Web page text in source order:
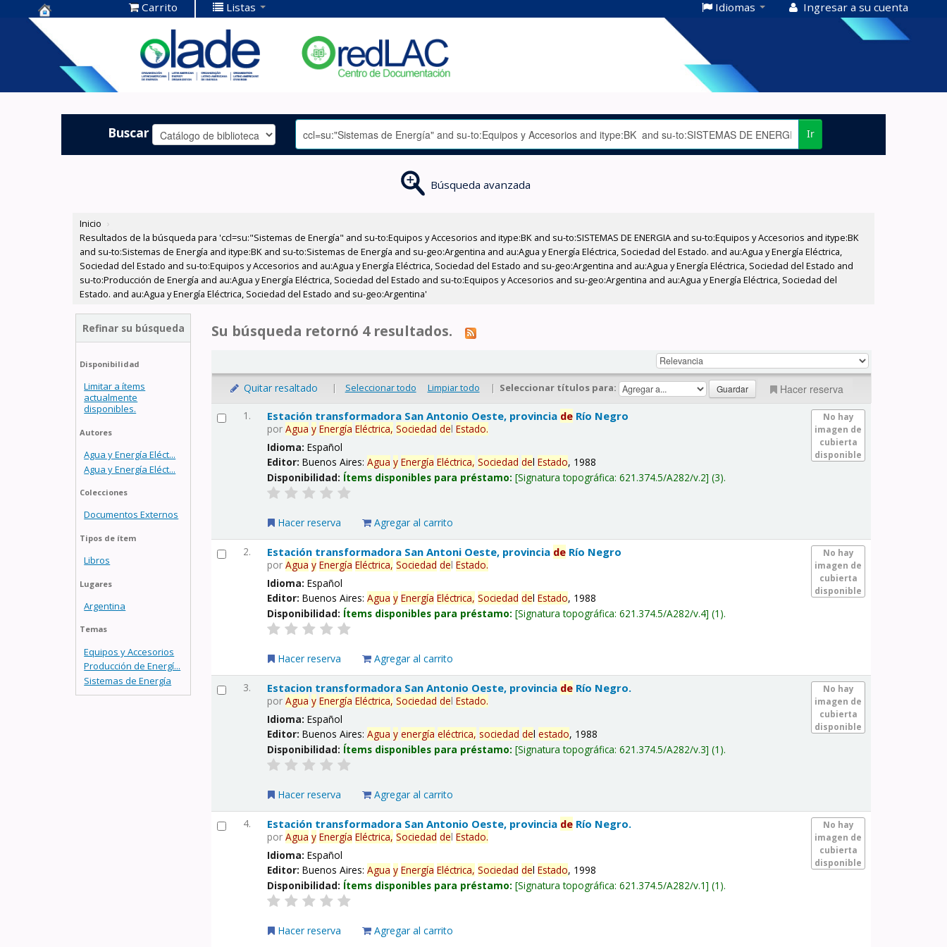
Centro de
Documentación
OLADE -
Carrito Listas Idiomas Ingresar a su cuenta
Buscar Ir
Búsqueda avanzada
Inicio ›
Resultados de la búsqueda para 'ccl=su:"Sistemas de Energía" and su-to:Equipos y Accesorios and itype:BK and su-to:SISTEMAS DE ENERGIA and su-to:Equipos y Accesorios and itype:BK
and su-to:Sistemas de Energía and itype:BK and su-to:Sistemas de Energía and su-geo:Argentina and au:Agua y Energía Eléctrica, Sociedad del Estado. and au:Agua y Energía Eléctrica,
Sociedad del Estado and su-to:Equipos y Accesorios and au:Agua y Energía Eléctrica, Sociedad del Estado and su-geo:Argentina and au:Agua y Energía Eléctrica, Sociedad del Estado and
su-to:Producción de Energía and au:Agua y Energía Eléctrica, Sociedad del Estado and su-to:Equipos y Accesorios and su-geo:Argentina and au:Agua y Energía Eléctrica, Sociedad del
Estado. and au:Agua y Energía Eléctrica, Sociedad del Estado and su-geo:Argentina'
Refinar su búsqueda
Disponibilidad
Limitar a ítems
actualmente
disponibles.
Autores
Agua y Energía Eléct...
Agua y Energía Eléct...
Colecciones
Documentos Externos
Tipos de ítem
Libros
Lugares
Argentina
Temas
Equipos y Accesorios
Producción de Energí...
Sistemas de Energía
Su búsqueda retornó 4 resultados.
Quitar resaltado | Seleccionar todo Limpiar todo | Seleccionar títulos para: Hacer reserva
1.
No hay
imagen de
cubierta
disponible
Estación transformadora San Antonio Oeste, provincia de Río Negro
porAgua y Energía Eléctrica, Sociedad delEstado.
Idioma:Español
Editor:Buenos Aires:Agua y Energía Eléctrica, Sociedad delEstado, 1988
Disponibilidad: Ítems disponibles para préstamo: Signatura topográfica:621.374.5/A282/v.2 (3).
Hacer reserva Agregar al carrito
2.
No hay
imagen de
cubierta
disponible
Estación transformadora San Antoni Oeste, provincia de Río Negro
porAgua y Energía Eléctrica, Sociedad delEstado.
Idioma:Español
Editor:Buenos Aires:Agua y Energía Eléctrica, Sociedad delEstado, 1988
Disponibilidad: Ítems disponibles para préstamo: Signatura topográfica:621.374.5/A282/v.4 (1).
Hacer reserva Agregar al carrito
3.
No hay
imagen de
cubierta
disponible
Estacion transformadora San Antonio Oeste, provincia de Río Negro.
porAgua y Energía Eléctrica, Sociedad delEstado.
Idioma:Español
Editor:Buenos Aires:Agua y energía eléctrica, sociedad delestado, 1988
Disponibilidad: Ítems disponibles para préstamo: Signatura topográfica:621.374.5/A282/v.3 (1).
Hacer reserva Agregar al carrito
4.
No hay
imagen de
cubierta
disponible
Estación transformadora San Antonio Oeste, provincia de Río Negro.
porAgua y Energía Eléctrica, Sociedad delEstado.
Idioma:Español
Editor:Buenos Aires:Agua y Energía Eléctrica, Sociedad delEstado, 1998
Disponibilidad: Ítems disponibles para préstamo: Signatura topográfica:621.374.5/A282/v.1 (1).
Hacer reserva Agregar al carrito